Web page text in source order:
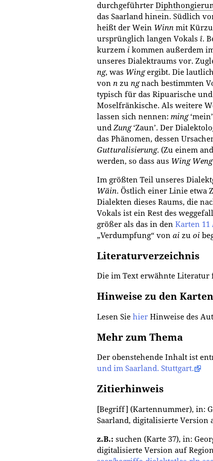
durchgeführter
das Saarland hinein. Südlich
heißt der Wein Winn mit
ursprünglich langen Vokals î.
kurzem i kommen außerdem
unseres Dialektraums vor.
ng, was Wingergibt. Die
von n zu ngnach bestimmten
typisch für das Ripuarische
Moselfränkische. Als weitere
lassen sich nennen: ming
undZung‘Zaun’. Der
das Phänomen, dessen
Gutturalisierung. (Zu einem
werden, so dass aus Wing Weng
Im größten Teil unseres
Wäin. Östlich einer Linie etwa
Dialekten dieses Raums, die
Vokals ist ein Rest des
größer als das in den Karten 11
„Verdumpfung“ von ai zu oi
Literaturverzeichnis
Die im Text erwähnte Literatur
Hinweise zu den Karten
Lesen Sie hier Hinweise des
Mehr zum Thema
Der obenstehende Inhalt ist
und im Saarland. Stuttgart.
Zitierhinweis
[Begriff] (Kartennummer), in:
Saarland, digitalisierte Version
z.B.: suchen (Karte 37), in:
digitalisierte Version auf